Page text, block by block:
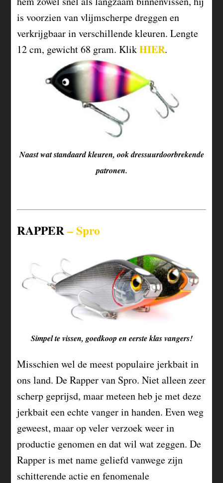
is voorzien van vlijmscherpe dreggen en
verkrijgbaar in verschillende kleuren. Lengte
12 cm, gewicht 68 gram. KlikHIER.
Naast wat standaard kleuren, ook dressuurdoorbrekende
patronen.
RAPPER– Spro
Simpel te vissen, goedkoop en eerste klas vangers!
Misschien wel de meest populaire jerkbait in
ons land. De Rapper van Spro. Niet alleen zeer
scherp geprijsd, maar meteen heb je met deze
jerkbait een echte vanger in handen. Even weg
geweest, maar op veler verzoek weer in
productie genomen en dat wil wat zeggen. De
Rapper is met name geliefd vanwege zijn
schitterende actie en fenomenale